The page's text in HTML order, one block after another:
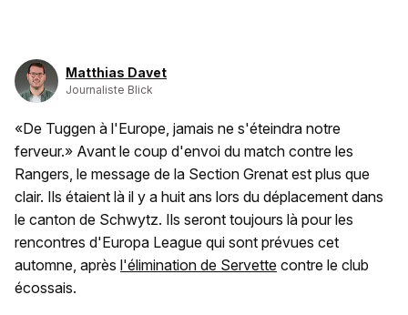
Matthias Davet
Journaliste Blick
«De Tuggen à l'Europe, jamais ne s'éteindra notre
ferveur.» Avant le coup d'envoi du match contre les
Rangers, le message de la Section Grenat est plus que
clair. Ils étaient là il y a huit ans lors du déplacement dans
le canton de Schwytz. Ils seront toujours là pour les
rencontres d'Europa League qui sont prévues cet
automne, après l'élimination de Servette contre le club
écossais.